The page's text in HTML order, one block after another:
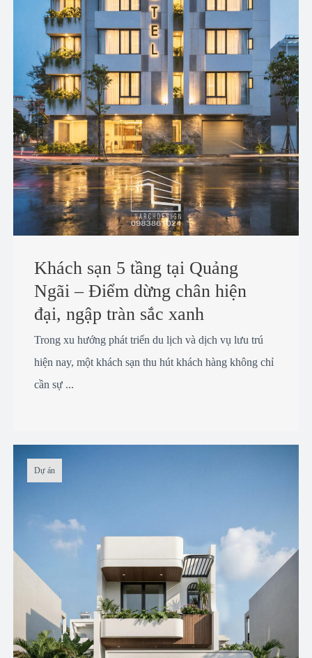
Khách sạn 5 tầng tại Quảng
Ngãi – Điểm dừng chân hiện
đại, ngập tràn sắc xanh
Trong xu hướng phát triển du lịch và dịch vụ lưu trú
hiện nay, một khách sạn thu hút khách hàng không chỉ
cần sự ...
Dự án